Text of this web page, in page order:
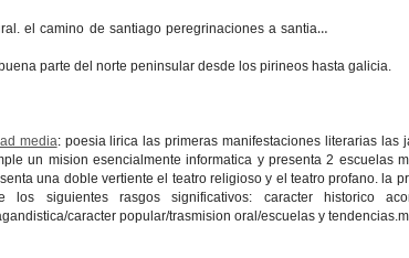
el camino de santiago peregrinaciones a santiago
parte del norte peninsular desde los pirineos hasta galicia.
media:poesia lirica las primeras manifestaciones literarias las
un mision esencialmente informatica y presenta 2 escuelas
una doble vertiente el teatro religioso y el teatro profano. la
siguientes rasgos significativos: caracter historico
caracter popular/trasmision oral/escuelas y tendencias.